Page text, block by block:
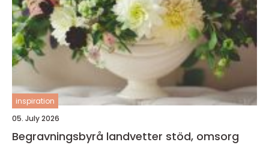
inspiration
05. July 2026
Begravningsbyrå landvetter stöd, omsorg